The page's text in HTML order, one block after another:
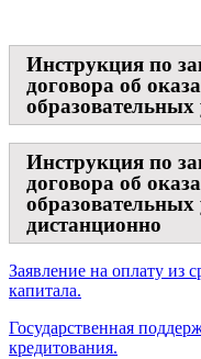
Инструкция по
договора об
образовательных
Инструкция по
договора об
образовательных
дистанционно
Заявление на оплату из
капитала.
Государственная
кредитования.